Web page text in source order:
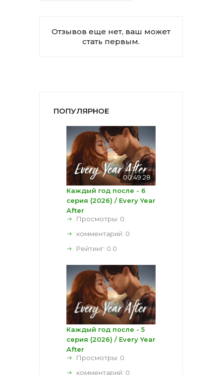
Отзывов еще нет, ваш может
стать первым.
ПОПУЛЯРНОЕ
00:49:28
Каждый год после - 6
серия (2026) / Every Year
After
Просмотры: 0
комментарий: 0
Рейтинг: 0.0
Каждый год после - 5
серия (2026) / Every Year
After
Просмотры: 0
комментарий: 0